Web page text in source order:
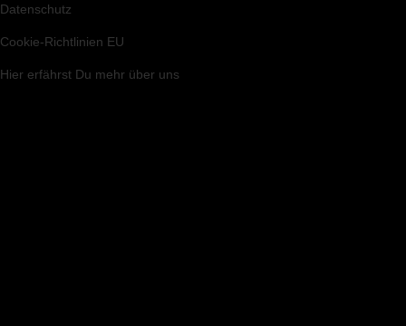
Datenschutz
Cookie-Richtlinien EU
Hier erfährst Du mehr über uns